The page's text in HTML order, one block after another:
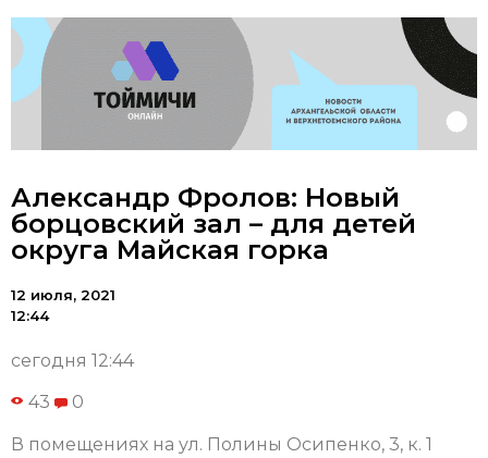
Александр Фролов: Новый
борцовский зал – для детей
округа Майская горка
12 июля, 2021
12:44
сегодня 12:44
43 0
В помещениях на ул. Полины Осипенко, 3, к. 1